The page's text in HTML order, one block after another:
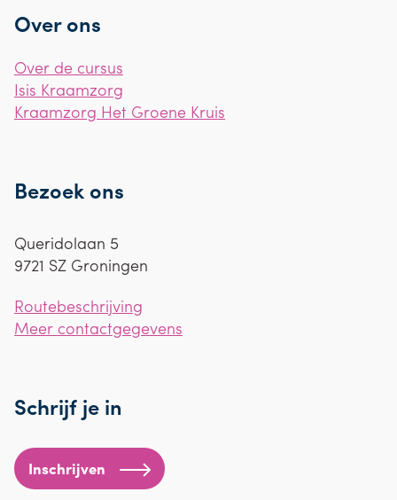
Over ons
Over de cursus
Isis Kraamzorg
Kraamzorg Het Groene Kruis
Bezoek ons
Queridolaan 5
9721 SZ Groningen
Routebeschrijving
Meer contactgegevens
Schrijf je in
Inschrijven